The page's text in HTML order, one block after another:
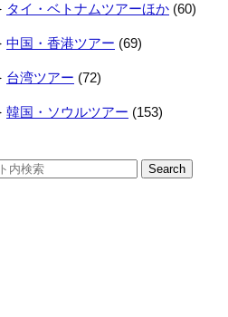
タイ・ベトナムツアーほか (60)
中国・香港ツアー (69)
台湾ツアー (72)
韓国・ソウルツアー (153)